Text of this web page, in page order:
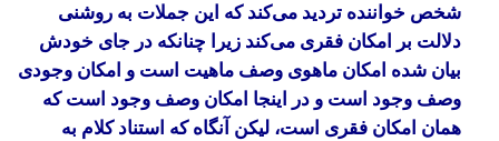
شخص خواننده تردید می‌کند که این جملات به روشنی
دلالت بر امکان فقری می‌کند زیرا چنانکه در جای خودش
بیان شده امکان ماهوی وصف ماهیت است و امکان وجودی
وصف وجود است و در اینجا امکان وصف وجود است که
همان امکان فقری است، لیکن آنگاه که استناد کلام به